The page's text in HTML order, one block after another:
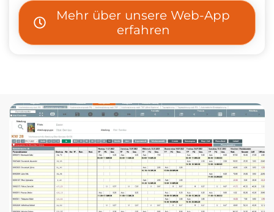
Mehr über unsere Web-App
erfahren